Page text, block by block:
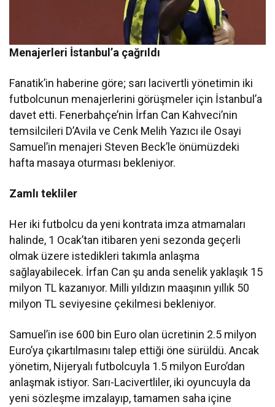
Menajerleri İstanbul’a çağrıldı
Fanatik’in haberine göre; sarı lacivertli yönetimin iki
futbolcunun menajerlerini görüşmeler için İstanbul’a
davet etti. Fenerbahçe’nin İrfan Can Kahveci’nin
temsilcileri D’Avila ve Cenk Melih Yazıcı ile Osayi
Samuel’in menajeri Steven Beck’le önümüzdeki
hafta masaya oturması bekleniyor.
Zamlı tekliler
Her iki futbolcu da yeni kontrata imza atmamaları
halinde, 1 Ocak’tan itibaren yeni sezonda geçerli
olmak üzere istedikleri takımla anlaşma
sağlayabilecek. İrfan Can şu anda senelik yaklaşık 15
milyon TL kazanıyor. Milli yıldızın maaşının yıllık 50
milyon TL seviyesine çekilmesi bekleniyor.
Samuel’in ise 600 bin Euro olan ücretinin 2.5 milyon
Euro’ya çıkartılmasını talep ettiği öne sürüldü. Ancak
yönetim, Nijeryalı futbolcuyla 1.5 milyon Euro’dan
anlaşmak istiyor. Sarı-Lacivertliler, iki oyuncuyla da
yeni sözleşme imzalayıp, tamamen saha içine